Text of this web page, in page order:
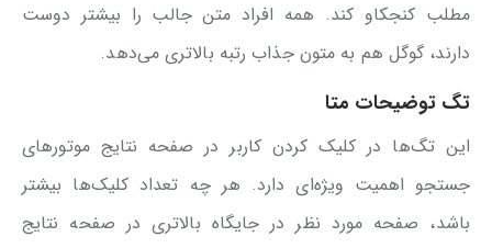
مطلب کنجکاو کند. همه افراد متن جالب را بیشتر دوست
دارند، گوگل هم به متون جذاب رتبه بالاتری می‌دهد.
تگ توضیحات متا
این تگ‌ها در کلیک کردن کاربر در صفحه نتایج موتورهای
جستجو اهمیت ویژه‌ای دارد. هر چه تعداد کلیک‌ها بیشتر
باشد، صفحه مورد نظر در جایگاه بالاتری در صفحه نتایج